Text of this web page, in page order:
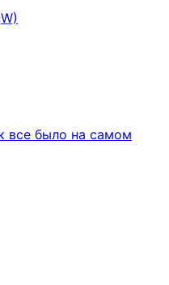
все было на самом